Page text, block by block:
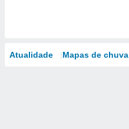
Atualidade Mapas de chuva